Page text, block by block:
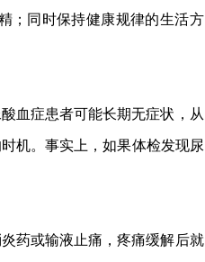
；同时保持健康规律的生活方
血症患者可能长期无症状，从
机。事实上，如果体检发现尿
药或输液止痛，疼痛缓解后就